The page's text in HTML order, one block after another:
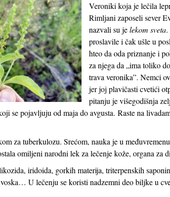
Veroniki koja je lečila
Rimljani zaposeli sever
nazvali su jelekom sveta.
proslavile i čak ušle u
hteo da oda priznanje i
za njega da „ima toliko
trava veronika”. Nemci
jer joj plavičasti cvetići
pitanju je višegodišnja
se pojavljuju od maja do avgusta. Raste na
za tuberkulozu. Srećom, nauka je u
omiljeni narodni lek za lečenje kože, organa za
iridoida, gorkih materija, triterpenskih
U lečenju se koristi nadzemni deo biljke u